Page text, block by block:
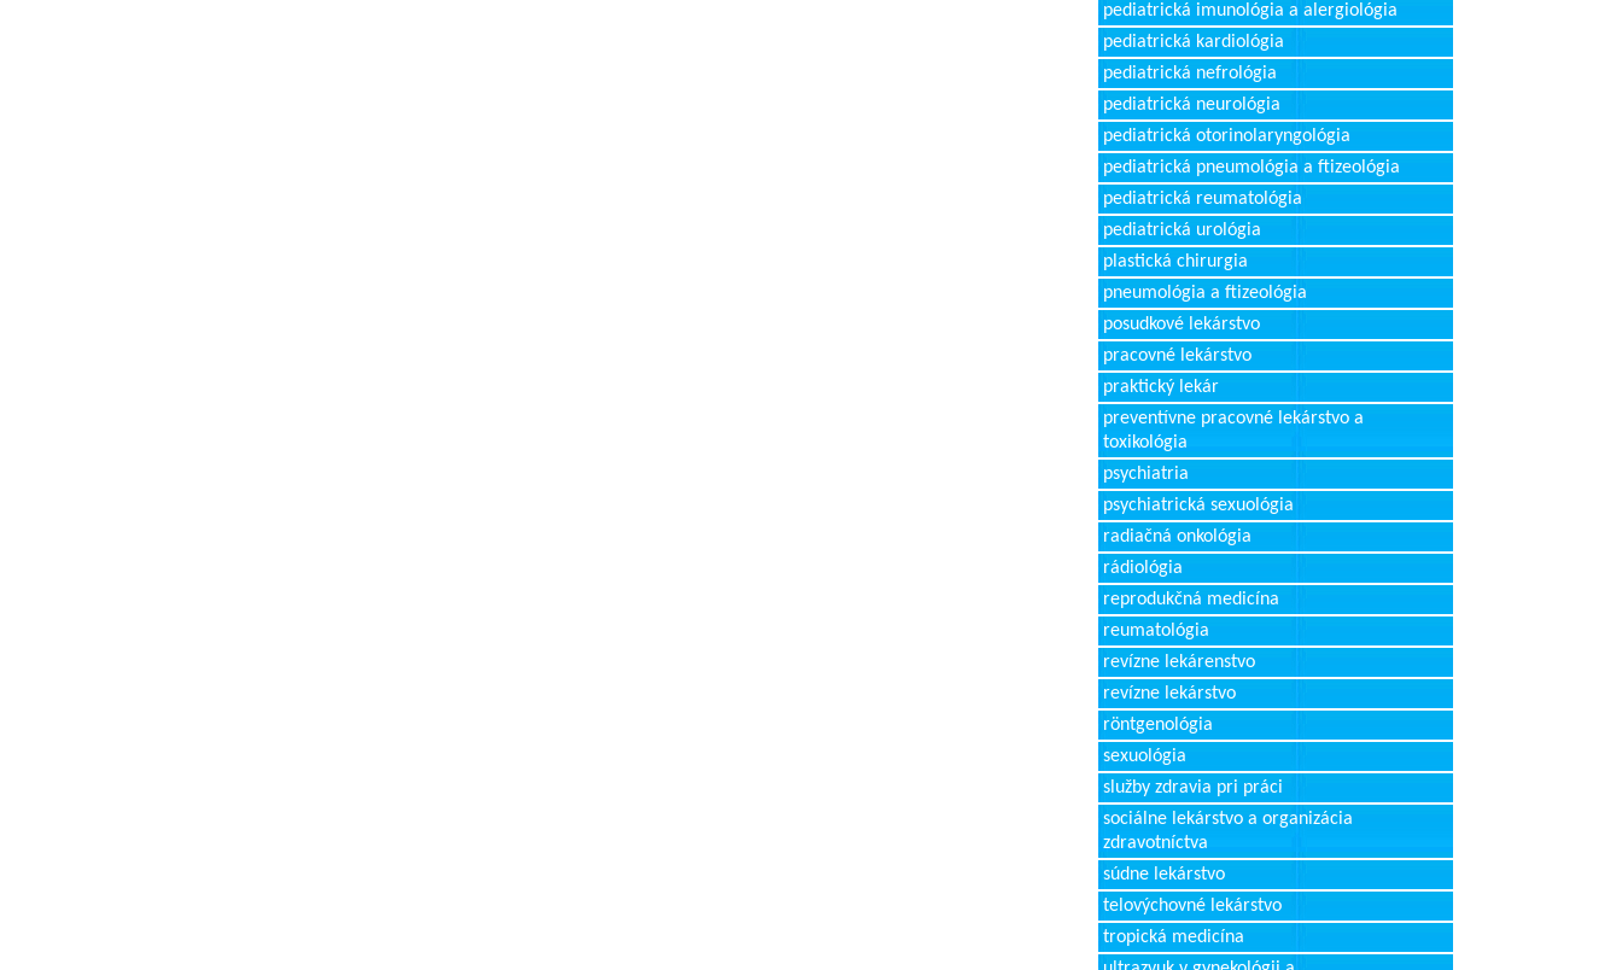
pediatrická imunológia a alergiológia
pediatrická kardiológia
pediatrická nefrológia
pediatrická neurológia
pediatrická otorinolaryngológia
pediatrická pneumológia a ftizeológia
pediatrická reumatológia
pediatrická urológia
plastická chirurgia
pneumológia a ftizeológia
posudkové lekárstvo
pracovné lekárstvo
praktický lekár
preventívne pracovné lekárstvo a
toxikológia
psychiatria
psychiatrická sexuológia
radiačná onkológia
rádiológia
reprodukčná medicína
reumatológia
revízne lekárenstvo
revízne lekárstvo
röntgenológia
sexuológia
služby zdravia pri práci
sociálne lekárstvo a organizácia
zdravotníctva
súdne lekárstvo
telovýchovné lekárstvo
tropická medicína